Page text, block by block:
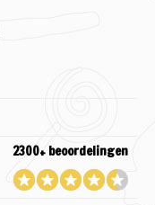
2300+ beoordelingen